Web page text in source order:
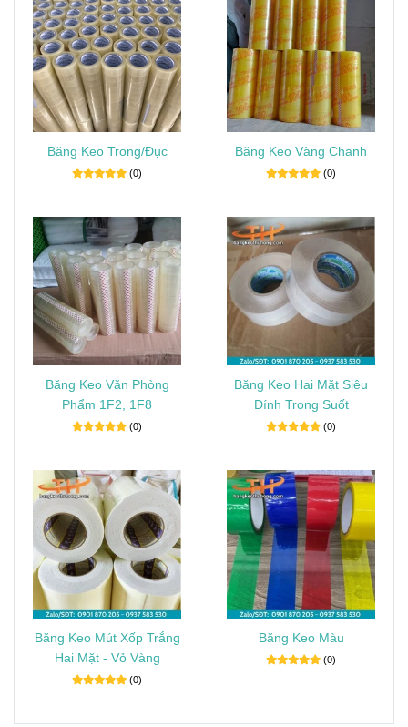
Băng Keo Trong/Đục
(0)
Băng Keo Vàng Chanh
(0)
Băng Keo Văn Phòng
Phẩm 1F2, 1F8
(0)
Băng Keo Hai Mặt Siêu
Dính Trong Suốt
(0)
Băng Keo Mút Xốp Trắng
Hai Mặt - Vỏ Vàng
(0)
Băng Keo Màu
(0)